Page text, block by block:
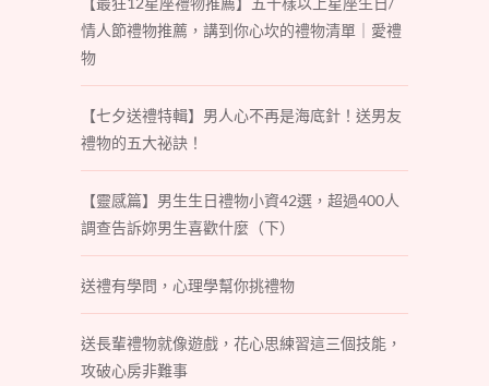
情人節禮物推薦，講到你心坎的禮物清單｜愛禮
物
【七夕送禮特輯】男人心不再是海底針！送男友
禮物的五大祕訣！
【靈感篇】男生生日禮物小資42選，超過400人
調查告訴妳男生喜歡什麼（下）
送禮有學問，心理學幫你挑禮物
送長輩禮物就像遊戲，花心思練習這三個技能，
攻破心房非難事